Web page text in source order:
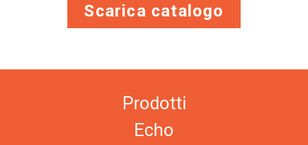
Scarica catalogo
Prodotti
Echo